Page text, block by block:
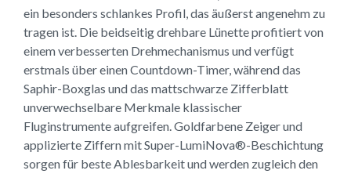
ein besonders schlankes Profil, das äußerst angenehm zu
tragen ist. Die beidseitig drehbare Lünette profitiert von
einem verbesserten Drehmechanismus und verfügt
erstmals über einen Countdown-Timer, während das
Saphir-Boxglas und das mattschwarze Zifferblatt
unverwechselbare Merkmale klassischer
Fluginstrumente aufgreifen. Goldfarbene Zeiger und
applizierte Ziffern mit Super-LumiNova®-Beschichtung
sorgen für beste Ablesbarkeit und werden zugleich den